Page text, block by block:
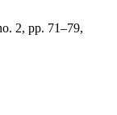
2, pp. 71–79,